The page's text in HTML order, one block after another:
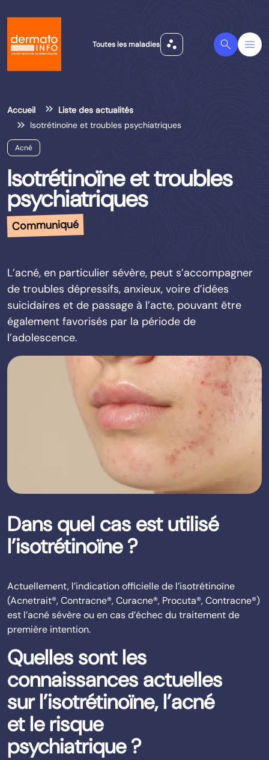
Toutes les maladies scatter_plot Search Menu
Accueil
Liste des actualités
Isotrétinoïne et troubles psychiatriques
Acné
Isotrétinoïne et troubles
psychiatriques
Communiqué
L’acné, en particulier sévère, peut s’accompagner
de troubles dépressifs, anxieux, voire d’idées
suicidaires et de passage à l’acte, pouvant être
également favorisés par la période de
l’adolescence.
Dans quel cas est utilisé
l’isotrétinoïne ?
Actuellement, l’indication officielle de l’isotrétinoïne
(Acnetrait®, Contracne®, Curacne®, Procuta®, Contracne®)
est l’acné sévère ou en cas d’échec du traitement de
première intention.
Quelles sont les
connaissances actuelles
sur l’isotrétinoïne, l’acné
et le risque
psychiatrique ?